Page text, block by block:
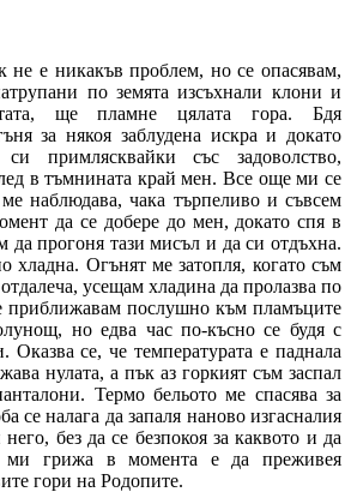
не е никакъв проблем, но се опасявам,
по земята изсъхнали клони и
ще пламне цялата гора. Бдя
за някоя заблудена искра и докато
примлясквайки със задоволство,
в тъмнината край мен. Все още ми се
наблюдава, чака търпеливо и съвсем
да се добере до мен, докато спя в
да прогоня тази мисъл и да си отдъхна.
хладна. Огънят ме затопля, когато съм
усещам хладина да пролазва по
приближавам послушно към пламъците
но едва час по-късно се будя с
Оказва се, че температурата е паднала
нулата, а пък аз горкият съм заспал
Термо бельото ме спасява за
се налага да запаля наново изгасналия
без да се безпокоя за каквото и да
ми грижа в момента е да преживея
гори на Родопите.